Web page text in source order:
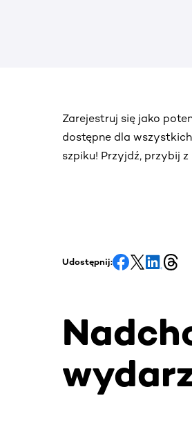
Zarejestruj się jako
dostępne dla
szpiku! Przyjdź, przybij
Udostępnij: